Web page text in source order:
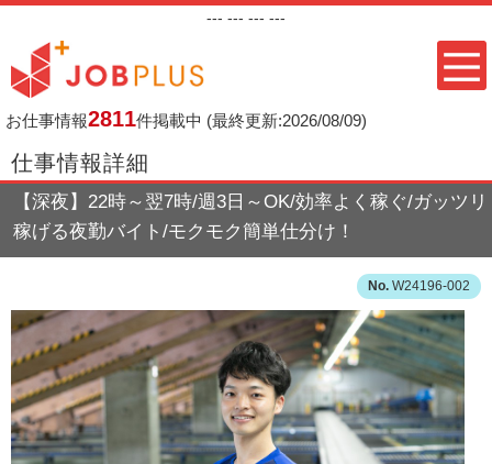
--- --- --- ---
お仕事情報2811件掲載中 (最終更新:2026/08/09)
仕事情報詳細
【深夜】22時～翌7時/週3日～OK/効率よく稼ぐ/ガッツリ
稼げる夜勤バイト/モクモク簡単仕分け！
W24196-002